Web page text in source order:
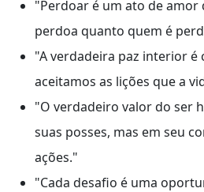
"Perdoar é um ato de
perdoa quanto quem é
"A verdadeira paz interior
aceitamos as lições que a
"O verdadeiro valor do ser
suas posses, mas em seu
ações."
"Cada desafio é uma